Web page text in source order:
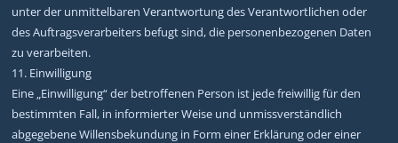
unter der unmittelbaren Verantwortung des Verantwortlichen oder
des Auftragsverarbeiters befugt sind, die personenbezogenen Daten
zu verarbeiten.
11. Einwilligung
Eine „Einwilligung“ der betroffenen Person ist jede freiwillig für den
bestimmten Fall, in informierter Weise und unmissverständlich
abgegebene Willensbekundung in Form einer Erklärung oder einer